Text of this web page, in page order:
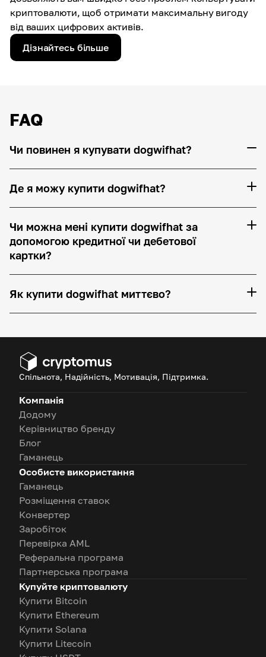
криптовалюти, щоб отримати максимальну вигоду
від ваших цифрових активів.
Дізнайтесь більше
FAQ
Чи повинен я купувати dogwifhat?
Де я можу купити dogwifhat?
Чи можна мені купити dogwifhat за
допомогою кредитної чи дебетової
картки?
Як купити dogwifhat миттєво?
Спільнота, Надійність, Мотивація, Підтримка.
Компанія
Додому
Керівництво бренду
Блог
Гаманець
Особисте використання
Гаманець
Розміщення ставок
Конвертер
Заробіток
Перевірка AML
Реферальна програма
Партнерська програма
Купуйте криптовалюту
Купити Bitcoin
Купити Ethereum
Купити Solana
Купити Litecoin